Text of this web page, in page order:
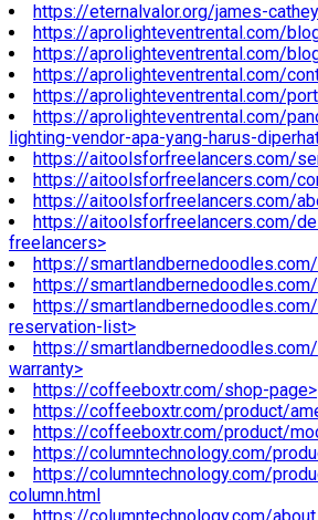
https://eternalvalor.org/james-
https://aprolighteventrental.com/
https://aprolighteventrental.com/
https://aprolighteventrental.com/
https://aprolighteventrental.com/
https://aprolighteventrental.com/
lighting-vendor-apa-yang-harus-
https://aitoolsforfreelancers.com/
https://aitoolsforfreelancers.com/
https://aitoolsforfreelancers.com/
https://aitoolsforfreelancers.com/
freelancers>
https://
https://
https://
reservation-list>
https://
warranty>
https://coffeeboxtr.com/shop-page>
https://coffeeboxtr.com/product/
https://coffeeboxtr.com/product/
https://columntechnology.com/
https://columntechnology.com/
column.html